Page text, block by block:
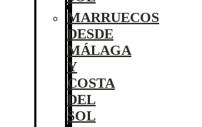
MARRUECOS
DESDE
MÁLAGA
Y
COSTA
DEL
SOL